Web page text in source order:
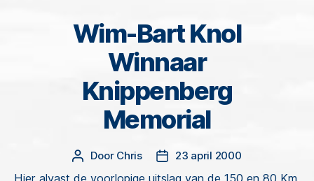
Categorieën
Wim-Bart Knol
Winnaar
Knippenberg
Memorial
Berichtauteur
Door Chris Berichtdatum
23 april 2000
Hier alvast de voorlopige uitslag van de 150 en 80 Km.